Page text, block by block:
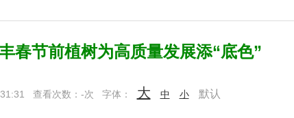
春节前植树为高质量发展添“底色”
查看次数： -次 字体： 大 中 小 默认